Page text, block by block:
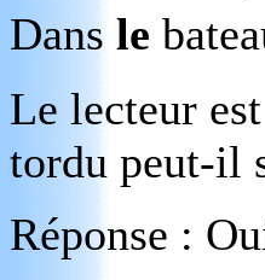
Dans le
Le lecteur
tordu peut-il
Réponse :